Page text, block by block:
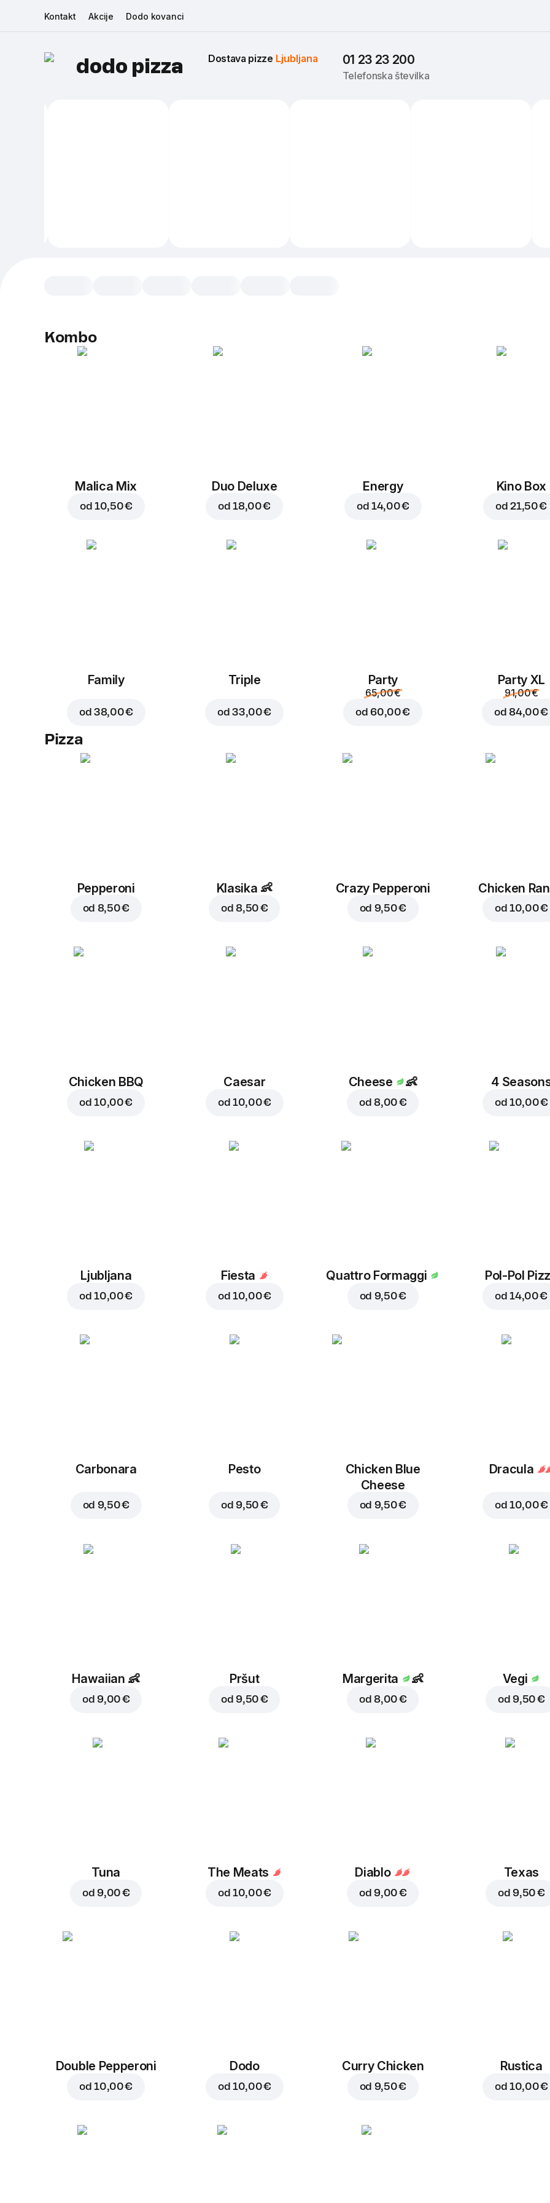
Kontakt Akcije Dodo kovanci
dodo pizza Dostava pizze Ljubljana 01 23 23 200
Telefonska številka
Dodaj v košaro za
Kombo
Malica Mix
od 10,50 €
Duo Deluxe
od18,00 €
Energy
od 14,00 €
Kino Box
od21,50 €
Family
od 38,00 €
Triple
od33,00 €
Party
65,00 €
od 60,00 €
Party XL
91,00 €
od 84,00 €
Pizza
Pepperoni
od 8,50 €
Klasika 👶
od 8,50 €
Crazy Pepperoni
od 9,50 €
Chicken
od 10,00 €
Chicken BBQ
od 10,00 €
Caesar
od 10,00 €
Cheese 👶
od 8,00 €
4
od 10,00 €
Ljubljana
od 10,00 €
Fiesta
od 10,00 €
Quattro Formaggi
od 9,50 €
Pol-Pol
od 14,00 €
Carbonara
od 9,50 €
Pesto
od 9,50 €
Chicken Blue
Cheese
od 9,50 €
Dracula
od 10,00 €
Hawaiian 👶
od 9,00 €
Pršut
od 9,50 €
Margerita 👶
od 8,00 €
Vegi
od 9,50 €
Tuna
od 9,00 €
The Meats
od 10,00 €
Diablo
od 9,00 €
Texas
od 9,50 €
Double Pepperoni
od10,00 €
Dodo
od 10,00 €
Curry Chicken
od 9,50 €
Rustica
od 10,00 €